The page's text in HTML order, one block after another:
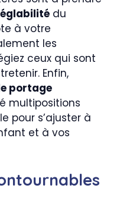
du
à votre
les
ceux qui sont
Enfin,
portage
multipositions
pour s’ajuster à
et à vos